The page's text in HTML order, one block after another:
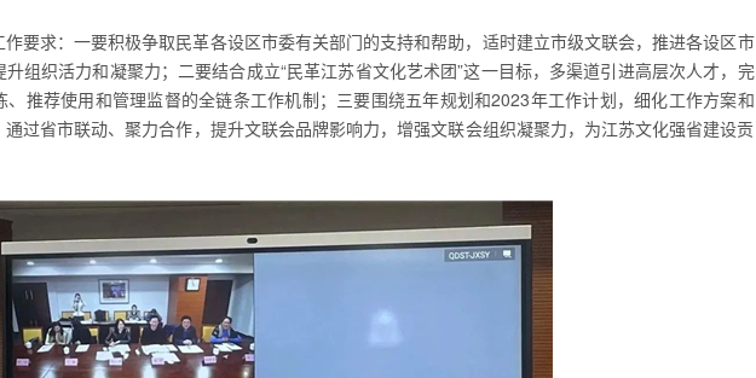
要求：一要积极争取民革各设区市委有关部门的支持和帮助，适时建立市级文联会，推进各设区市
组织活力和凝聚力；二要结合成立“民革江苏省文化艺术团”这一目标，多渠道引进高层次人才，完
推荐使用和管理监督的全链条工作机制；三要围绕五年规划和2023年工作计划，细化工作方案和
过省市联动、聚力合作，提升文联会品牌影响力，增强文联会组织凝聚力，为江苏文化强省建设贡